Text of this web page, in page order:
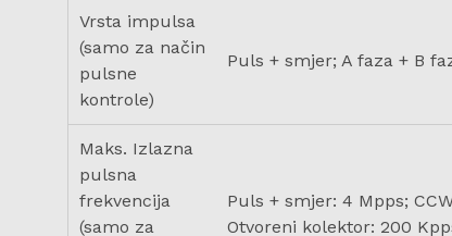
Vrsta impulsa
(samo za način
pulsne
kontrole)
Puls + smjer; A faza + B
Maks. Izlazna
pulsna
frekvencija
(samo za
Puls + smjer: 4 Mpps;
Otvoreni kolektor: 200